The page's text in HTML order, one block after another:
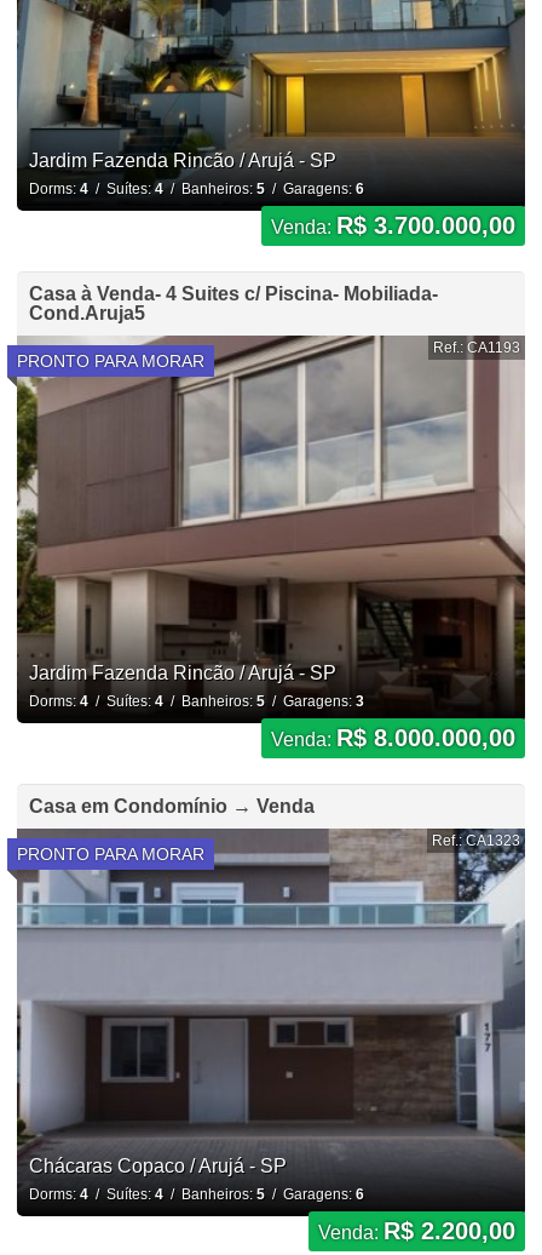
Jardim Fazenda Rincão / Arujá - SP
Dorms: 4/ Suítes:4/ Banheiros: 5/ Garagens: 6
Venda: R$ 3.700.000,00
Casa à Venda- 4 Suites c/ Piscina- Mobiliada-
Cond.Aruja5
PRONTO PARA MORAR
Ref.: CA1193
Jardim Fazenda Rincão / Arujá - SP
Dorms: 4/ Suítes: 4/ Banheiros: 5/ Garagens: 3
Venda: R$ 8.000.000,00
Casa em Condomínio → Venda
PRONTO PARA MORAR
Ref.: CA1323
Chácaras Copaco / Arujá - SP
Dorms: 4/ Suítes: 4/ Banheiros: 5/ Garagens: 6
Venda: R$ 2.200,00